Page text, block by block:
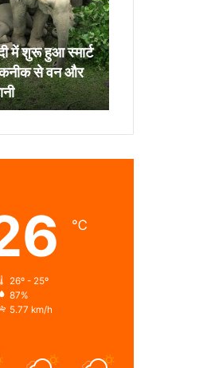
में शुरू हुआ स्मार्ट
से वन और
℃
26º - 25º
87%
5.77 km/h